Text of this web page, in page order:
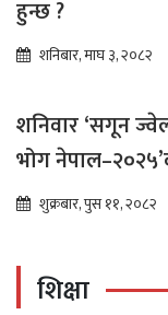
हुन्छ ?
शनिबार, माघ ३, २०८२
शनिवार ‘सगून
भोग
शुक्रबार, पुस ११, २०८२
शिक्षा